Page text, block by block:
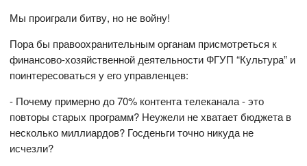
Мы проиграли битву, но не войну!
Пора бы правоохранительным органам присмотреться к
финансово-хозяйственной деятельности ФГУП “Культура” и
поинтересоваться у его управленцев:
- Почему примерно до 70% контента телеканала - это
повторы старых программ? Неужели не хватает бюджета в
несколько миллиардов? Госденьги точно никуда не
исчезли?